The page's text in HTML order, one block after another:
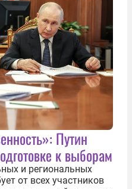
Путин
к выборам
и региональных
от всех участников